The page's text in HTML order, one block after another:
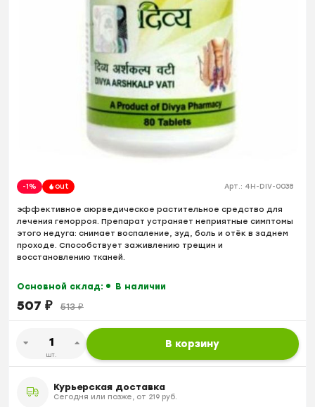
-1% out Арт.: 4H-DIV-0038
эффективное аюрведическое растительное средство для
лечения геморроя. Препарат устраняет неприятные симптомы
этого недуга: снимает воспаление, зуд, боль и отёк в заднем
проходе. Способствует заживлению трещин и
восстановлению тканей.
Основной склад: В наличии
507 ₽ 513₽
шт.
В корзину
Курьерская доставка
Сегодня или позже, от 219 руб.